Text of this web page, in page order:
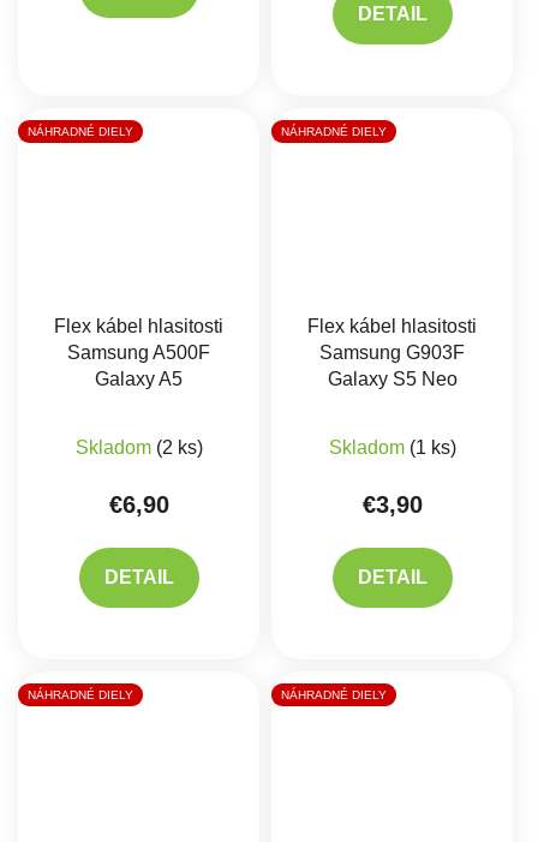
DETAIL
NÁHRADNÉ DIELY
Flex kábel hlasitosti
Samsung A500F
Galaxy A5
Skladom (2 ks)
€6,90
DETAIL
NÁHRADNÉ DIELY
Flex kábel hlasitosti
Samsung G903F
Galaxy S5 Neo
Skladom (1 ks)
€3,90
DETAIL
NÁHRADNÉ DIELY NÁHRADNÉ DIELY